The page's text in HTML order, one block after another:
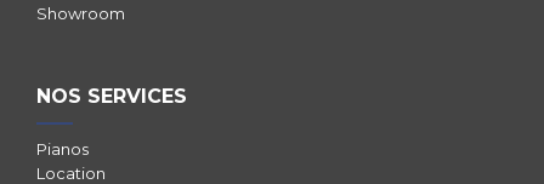
Showroom
NOS SERVICES
Pianos
Location